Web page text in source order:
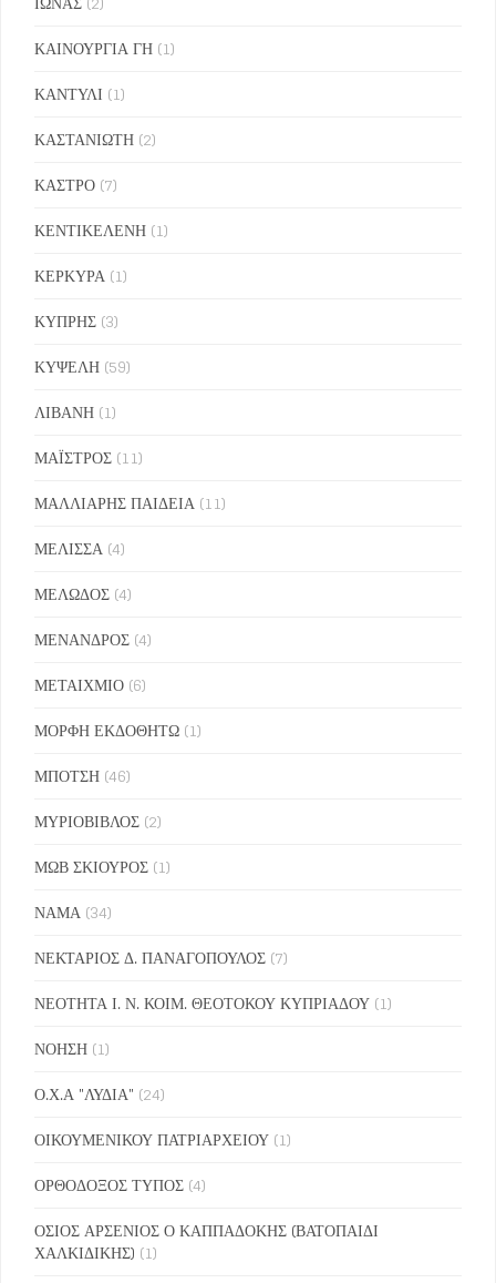
ΚΑΙΝΟΥΡΓΙΑ ΓΗ (1)
ΚΑΝΤΥΛΙ (1)
ΚΑΣΤΑΝΙΩΤΗ (2)
ΚΑΣΤΡΟ (7)
ΚΕΝΤΙΚΕΛΕΝΗ (1)
ΚΕΡΚΥΡΑ (1)
ΚΥΠΡΗΣ (3)
ΚΥΨΕΛΗ (59)
ΛΙΒΑΝΗ (1)
ΜΑΪΣΤΡΟΣ (11)
ΜΑΛΛΙΑΡΗΣ ΠΑΙΔΕΙΑ (11)
ΜΕΛΙΣΣΑ (4)
ΜΕΛΩΔΟΣ (4)
ΜΕΝΑΝΔΡΟΣ (4)
ΜΕΤΑΙΧΜΙΟ (6)
ΜΟΡΦΗ ΕΚΔΟΘΗΤΩ (1)
ΜΠΟΤΣΗ (46)
ΜΥΡΙΟΒΙΒΛΟΣ (2)
ΜΩΒ ΣΚΙΟΥΡΟΣ (1)
ΝΑΜΑ (34)
ΝΕΚΤΑΡΙΟΣ Δ. ΠΑΝΑΓΟΠΟΥΛΟΣ (7)
ΝΕΟΤΗΤΑ Ι. Ν. ΚΟΙΜ. ΘΕΟΤΟΚΟΥ ΚΥΠΡΙΑΔΟΥ (1)
ΝΟΗΣΗ (1)
Ο.Χ.Α "ΛΥΔΙΑ" (24)
ΟΙΚΟΥΜΕΝΙΚΟΥ ΠΑΤΡΙΑΡΧΕΙΟΥ (1)
ΟΡΘΟΔΟΞΟΣ ΤΥΠΟΣ (4)
ΟΣΙΟΣ ΑΡΣΕΝΙΟΣ Ο ΚΑΠΠΑΔΟΚΗΣ (ΒΑΤΟΠΑΙΔΙ
ΧΑΛΚΙΔΙΚΗΣ) (1)